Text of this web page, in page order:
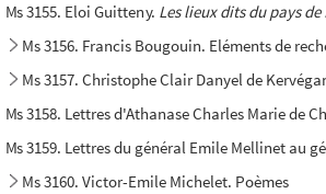
Ms 3155. Eloi Guitteny. Les lieux dits du pays de
Ms 3156. Francis Bougouin. Eléments de
Ms 3157. Christophe Clair Danyel de
Ms 3158. Lettres d'Athanase Charles Marie de
Ms 3159. Lettres du général Emile Mellinet au
Ms 3160. Victor-Emile Michelet. Poèmes